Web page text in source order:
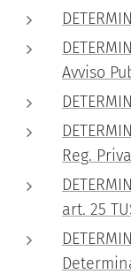
Avviso
Reg.
art. 25